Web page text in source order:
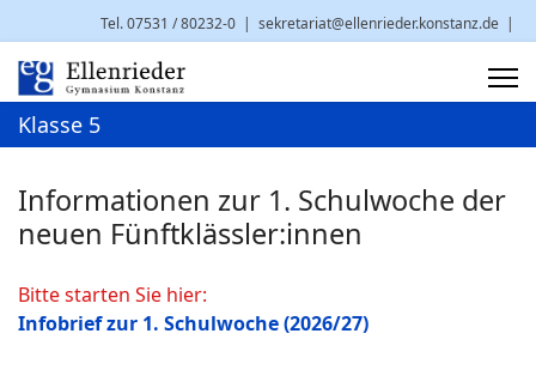
Tel. 07531 / 80232-0 | sekretariat@ellenrieder.konstanz.de |
Brauneggerstr. 29 | 78462 Konstanz
Klasse 5
Informationen zur 1. Schulwoche der
neuen Fünftklässler:innen
Bitte starten Sie hier:
Infobrief zur 1. Schulwoche (2026/27)